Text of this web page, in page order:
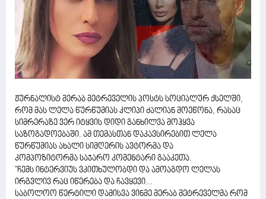
ჟურნალისტ მერაბ მეტრეველის პოსტს სოციალურ ქსელში,
რომ მას ლელა წურწუმიას კლიპი ძალიან მოეწონა, რასაც
სიმრერაზე ვერ იტყვის დიდი განხილვა მოჰყვა
საზოგადოებაში. ამ თემასთან დაკავსირებით ლელა
წურწუმიას ახალი სიმღერის ავტორმა და
კომპოზიტორმა საჯარო კომენტარი გააკეთა.
"ჩემს ინტერვიუს ვკითხულობდი და ამოაგდო ლელას
ირგვლივ რაც იწერება და ჩავყევი...
საბოლოო წერტილი დამისვა ვინმე მერაბ მეტრეველმა რომ